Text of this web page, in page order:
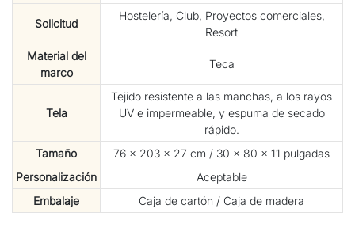
Solicitud
Hostelería, Club, Proyectos comerciales,
Resort
Material del
marco
Teca
Tela
Tejido resistente a las manchas, a los rayos
UV e impermeable, y espuma de secado
rápido.
Tamaño
76 × 203 × 27 cm / 30 × 80 × 11 pulgadas
Personalización
Aceptable
Embalaje
Caja de cartón / Caja de madera